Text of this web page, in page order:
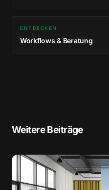
ENTDECKEN
Workflows & Beratung
Weitere Beiträge